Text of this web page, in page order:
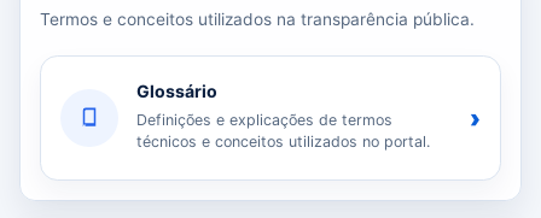
Termos e conceitos utilizados na transparência pública.
Glossário
Definições e explicações de termos
técnicos e conceitos utilizados no portal.
›